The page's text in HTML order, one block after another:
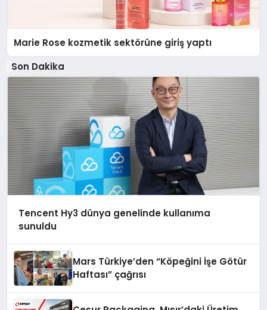
Marie Rose kozmetik sektörüne giriş yaptı
Son Dakika
Tencent Hy3 dünya genelinde kullanıma
sunuldu
Mars Türkiye’den “Köpeğini İşe Götür
Haftası” çağrısı